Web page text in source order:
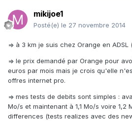
mikijoe1
Posté(e) le 27 novembre 2014
=> à 3 km je suis chez Orange en ADSL
=> le prix demandé par Orange pour
euros par mois mais je crois qu'elle
offres internet pro.
=> mes tests de debits sont simples :
Mo/s et maintenant à 1,1 Mo/s voire 1,2
differences (tests realizes avec des